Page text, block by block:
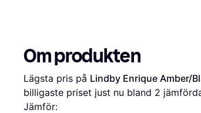
Om produkten
Lägsta pris på Lindby Enrique Amber/
billigaste priset just nu bland 2
Jämför: